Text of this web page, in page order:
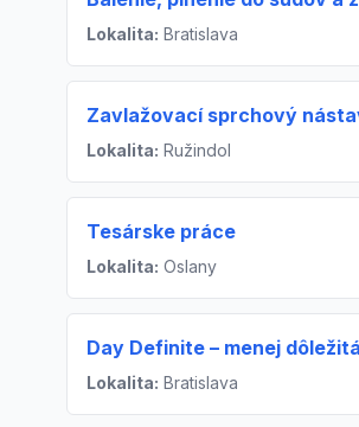
Lokalita: Bratislava
Zavlažovací sprchový
Lokalita: Ružindol
Tesárske práce
Lokalita: Oslany
Day Definite – menej
Lokalita: Bratislava